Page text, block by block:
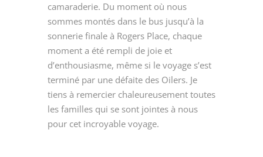
camaraderie. Du moment où nous
sommes montés dans le bus jusqu’à la
sonnerie finale à Rogers Place, chaque
moment a été rempli de joie et
d’enthousiasme, même si le voyage s’est
terminé par une défaite des Oilers. Je
tiens à remercier chaleureusement toutes
les familles qui se sont jointes à nous
pour cet incroyable voyage.